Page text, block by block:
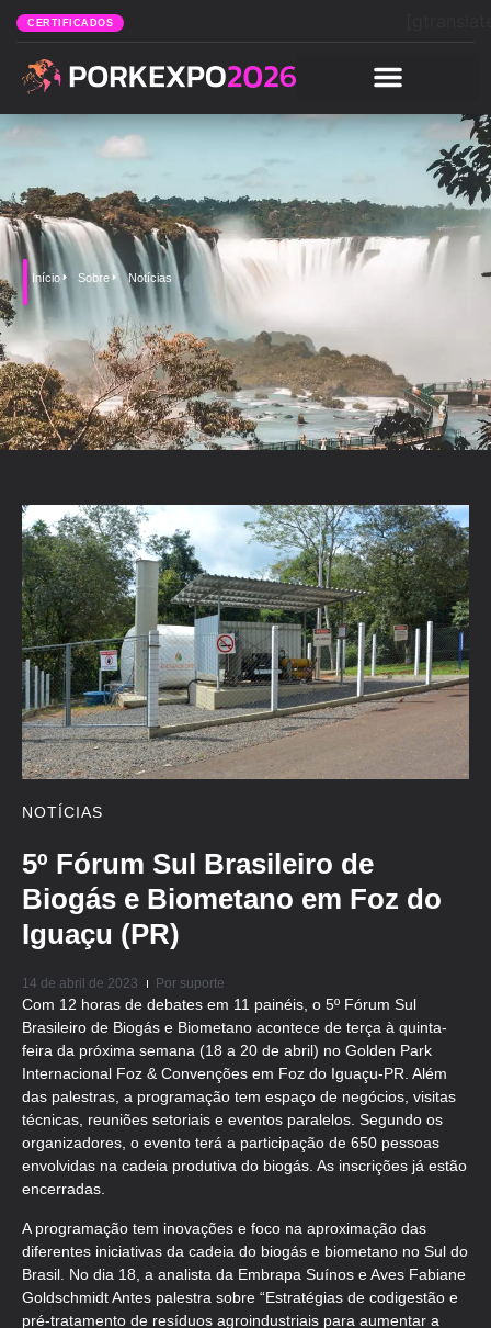
CERTIFICADOS
Início Sobre Notícias
NOTÍCIAS
5º Fórum Sul Brasileiro de
Biogás e Biometano em Foz do
Iguaçu (PR)
14 de abril de 2023 Por suporte
Com 12 horas de debates em 11 painéis, o 5º Fórum Sul
Brasileiro de Biogás e Biometano acontece de terça à quinta-
feira da próxima semana (18 a 20 de abril) no Golden Park
Internacional Foz & Convenções em Foz do Iguaçu-PR. Além
das palestras, a programação tem espaço de negócios, visitas
técnicas, reuniões setoriais e eventos paralelos. Segundo os
organizadores, o evento terá a participação de 650 pessoas
envolvidas na cadeia produtiva do biogás. As inscrições já estão
encerradas.
A programação tem inovações e foco na aproximação das
diferentes iniciativas da cadeia do biogás e biometano no Sul do
Brasil. No dia 18, a analista da Embrapa Suínos e Aves Fabiane
Goldschmidt Antes palestra sobre “Estratégias de codigestão e
pré-tratamento de resíduos agroindustriais para aumentar a